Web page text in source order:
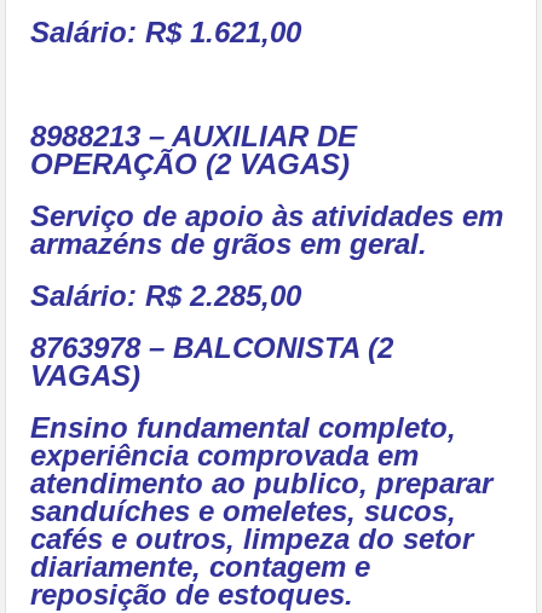
Salário: R$ 1.621,00
8988213 – AUXILIAR DE
OPERAÇÃO (2 VAGAS)
Serviço de apoio às atividades em
armazéns de grãos em geral.
Salário: R$ 2.285,00
8763978 – BALCONISTA (2
VAGAS)
Ensino fundamental completo,
experiência comprovada em
atendimento ao publico, preparar
sanduíches e omeletes, sucos,
cafés e outros, limpeza do setor
diariamente, contagem e
reposição de estoques.